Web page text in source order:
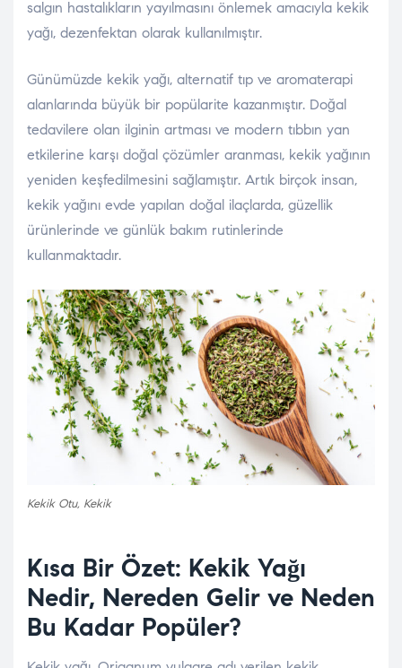
salgın hastalıkların yayılmasını önlemek amacıyla kekik
yağı, dezenfektan olarak kullanılmıştır.
Günümüzde kekik yağı, alternatif tıp ve aromaterapi
alanlarında büyük bir popülarite kazanmıştır. Doğal
tedavilere olan ilginin artması ve modern tıbbın yan
etkilerine karşı doğal çözümler aranması, kekik yağının
yeniden keşfedilmesini sağlamıştır. Artık birçok insan,
kekik yağını evde yapılan doğal ilaçlarda, güzellik
ürünlerinde ve günlük bakım rutinlerinde
kullanmaktadır.
Kekik Otu, Kekik
Kısa Bir Özet: Kekik Yağı
Nedir, Nereden Gelir ve Neden
Bu Kadar Popüler?